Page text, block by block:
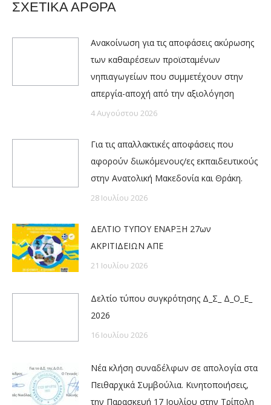
ΣΧΕΤΙΚΑ ΑΡΘΡΑ
Ανακοίνωση για τις αποφάσεις ακύρωσης
των καθαιρέσεων προϊσταμένων
νηπιαγωγείων που συμμετέχουν στην
απεργία-αποχή από την αξιολόγηση
4 Αυγούστου 2026
Για τις απαλλακτικές αποφάσεις που
αφορούν διωκόμενους/ες εκπαιδευτικούς
στην Ανατολική Μακεδονία και Θράκη.
28 Ιουλίου 2026
ΔΕΛΤΙΟ ΤΥΠΟΥ ΕΝΑΡΞΗ 27ων
ΑΚΡΙΤΙΔΕΙΩΝ ΑΠΕ
21 Ιουλίου 2026
Δελτίο τύπου συγκρότησης Δ_Σ_ Δ_Ο_Ε_
2026
16 Ιουλίου 2026
Νέα κλήση συναδέλφων σε απολογία στα
Πειθαρχικά Συμβούλια. Κινητοποιήσεις,
την Παρασκευή 17 Ιουλίου στην Τρίπολη